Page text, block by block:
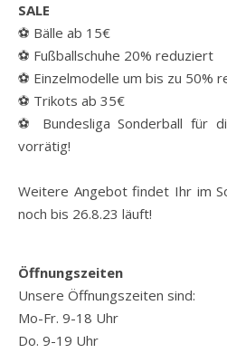
SALE
⚽️ Bälle ab 15€
⚽️ Fußballschuhe 20% reduziert
⚽️ Einzelmodelle um bis zu 50%
⚽️ Trikots ab 35€
⚽️ Bundesliga Sonderball für
vorrätig!
Weitere Angebot findet Ihr im
noch bis 26.8.23 läuft!
Öffnungszeiten
Unsere Öffnungszeiten sind:
Mo-Fr. 9-18 Uhr
Do. 9-19 Uhr